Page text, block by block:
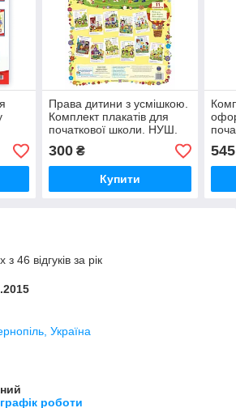
Права дитини з усмішкою.
Комплект плакатів для
початкової школи. НУШ.
300₴
Купити
545
46 відгуків за рік
Україна
роботи